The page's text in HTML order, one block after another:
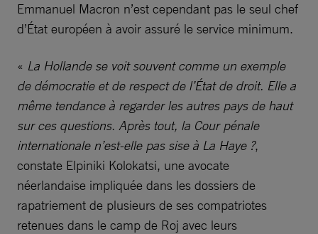
Emmanuel Macron n’est cependant pas le seul chef
d’État européen à avoir assuré le service minimum.
« La Hollande se voit souvent comme un exemple
de démocratie et de respect de l’État de droit. Elle a
même tendance à regarder les autres pays de haut
sur ces questions. Après tout, la Cour pénale
internationale n’est-elle pas sise à La Haye ?,
constate Elpiniki Kolokatsi, une avocate
néerlandaise impliquée dans les dossiers de
rapatriement de plusieurs de ses compatriotes
retenues dans le camp de Roj avec leurs